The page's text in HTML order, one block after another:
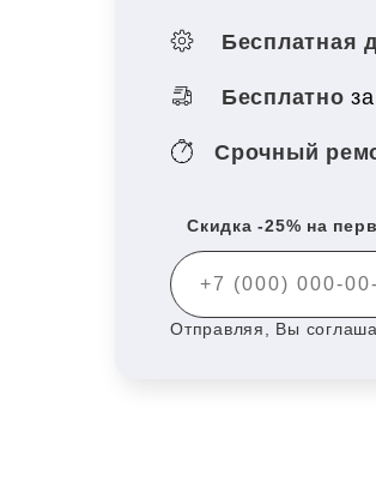
Бесплатная
Бесплатно
Срочный
Скидка -25% на
Отправляя, Вы